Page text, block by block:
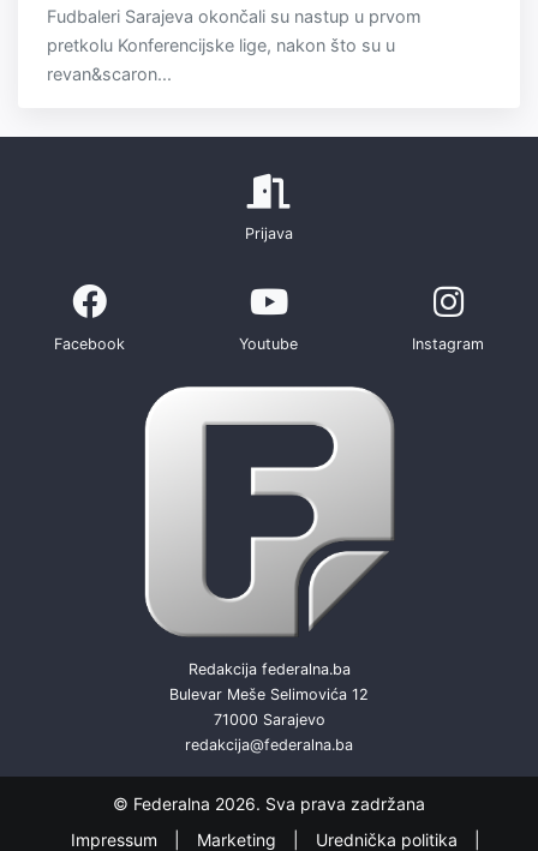
Fudbaleri Sarajeva okončali su nastup u prvom
pretkolu Konferencijske lige, nakon što su u
revan&scaron...
Prijava
Facebook Youtube Instagram
Redakcija federalna.ba
Bulevar Meše Selimovića 12
71000 Sarajevo
redakcija@federalna.ba
© Federalna 2026. Sva prava zadržana
Impressum
Marketing Urednička politika